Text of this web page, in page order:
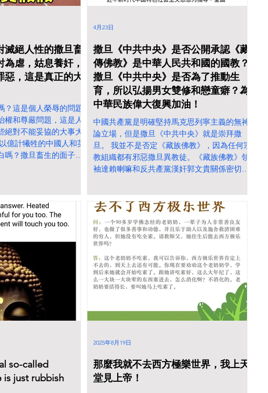
絕人性的撒旦畜
虐，姑息養奸，
，這是真正的大
？這是個人榮辱的問題
權和尊嚴問題，這是人
絕對不能妥協的大事大
億計犧牲的中國人和英
？撒旦畜生的面子就
。推翻撒旦《日共中
奪回屬於中國人的政
滅絕人性的撒旦畜生慈
息養奸，為虎作倀，縱
惡！
撒旦《中共中央》是否公開承認《藏
傳佛教》是中華人民共和國的國教？
撒旦《中共中央》是否為了推動生
育，所以弘揚男女雙修和戀童癖？為
中華民族偉大復興加油！
中國共產黨是明確堅持馬克思列寧主義的無神
論立場，但是撒旦《中共中央》就是崇拜撒
旦。 我並不是否定《藏族佛教》，因為任何宗
教組織都有邪惡撒旦異教徒。《藏族佛教》領
袖達賴喇嘛和反共產黨漢奸郭文貴關係密切，
旦《中共中央》統戰部要高調推動撒旦集團操
控的《藏族佛教》與社會主義社會相適應？撒
旦《中共中央》是否公開承認《藏傳佛教》是
中華人民共和國的國教？ 撒旦《中共中央》是
癖？為中華民族偉大復興加油！ 4月18日至22
日，中共中央政治局委员、中央统战部部长李
干杰在甘肃、四川调研时强调，要坚持以习近
平新时代中国特色社会主义思想为指导，全面
贯彻新时代党的宗教工作理论和方针政策，按
照系统推进我国宗教中国化、加强宗教事务治
义社会相适应，促进宗教和顺、民族和睦、社
治化 引导藏传佛教与社会主义社会相适应
4月23日
so-called
is just rubbish
那麼我就不去西方極樂世界，我上天
堂見上帝！
2025年8月19日